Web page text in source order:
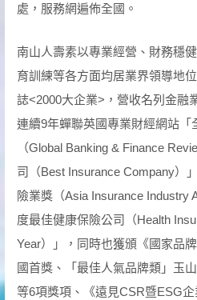
處，服務網遍佈全國。
南山人壽素以專業經營、財務穩
育訓練等各方面均居業界領導地
誌<2000大企業>，營收名列金融
連續9年蟬聯英國專業財經網站「
（Global Banking & Finance
司（Best Insurance Company）
險業獎（Asia Insurance Industry
度最佳健康保險公司（Health
Year）」，同時也獲頒《國家品
國首獎、「最佳人氣品牌類」玉
等6項獎項、《遠見CSR暨ESG